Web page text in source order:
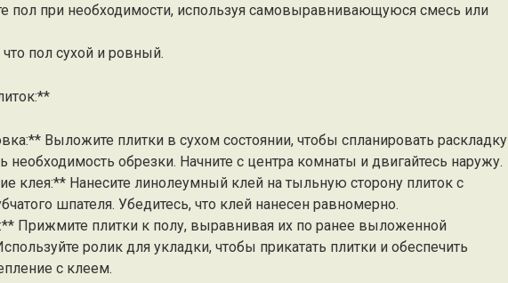
пол при необходимости, используя самовыравнивающуюся смесь или
пол сухой и ровный.
Выложите плитки в сухом состоянии, чтобы спланировать раскладку
необходимость обрезки. Начните с центра комнаты и двигайтесь наружу.
клея:** Нанесите линолеумный клей на тыльную сторону плиток с
шпателя. Убедитесь, что клей нанесен равномерно.
Прижмите плитки к полу, выравнивая их по ранее выложенной
ролик для укладки, чтобы прикатать плитки и обеспечить
с клеем.